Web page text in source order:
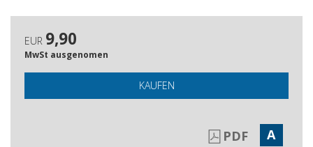
EUR 9,90
MwSt ausgenomen
KAUFEN
PDF A